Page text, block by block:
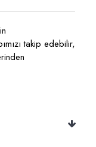
takip edebilir,